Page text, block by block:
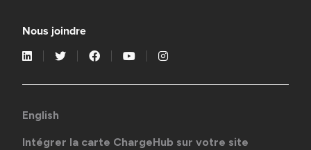
Nous joindre
English
Intégrer la carte ChargeHub sur votre site